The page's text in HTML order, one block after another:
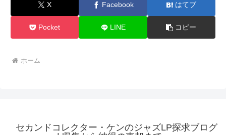
X Facebook はてブ
Pocket LINE コピー
ホーム
セカンドコレクター・ケンのジャズLP探求ブログ